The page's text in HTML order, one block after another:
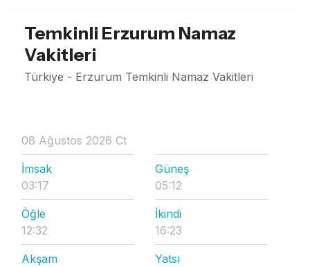
Temkinli Erzurum Namaz
Vakitleri
Türkiye - Erzurum Temkinli Namaz Vakitleri
08 Ağustos 2026 Ct
İmsak
03:17
Güneş
05:12
Öğle
12:32
İkindi
16:23
Akşam
Yatsı